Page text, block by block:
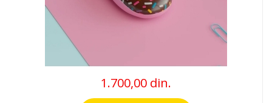
1.700,00 din.